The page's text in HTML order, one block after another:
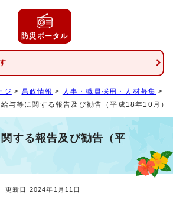
防災ポータル
ジ > 県政情報 > 人事・職員採用・人材募集 >
与等に関する報告及び勧告（平成18年10月）
する報告及び勧告（平
新日 2024年1月11日